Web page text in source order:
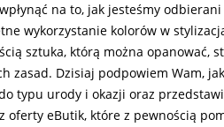
na to, jak jesteśmy
wykorzystanie kolorów w
sztuka, którą można opanować,
zasad. Dzisiaj podpowiem Wam,
typu urody i okazji oraz
oferty eButik, które z pewnością